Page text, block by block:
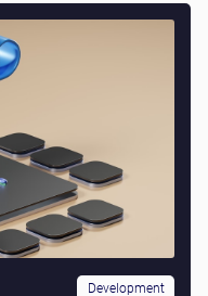
Development